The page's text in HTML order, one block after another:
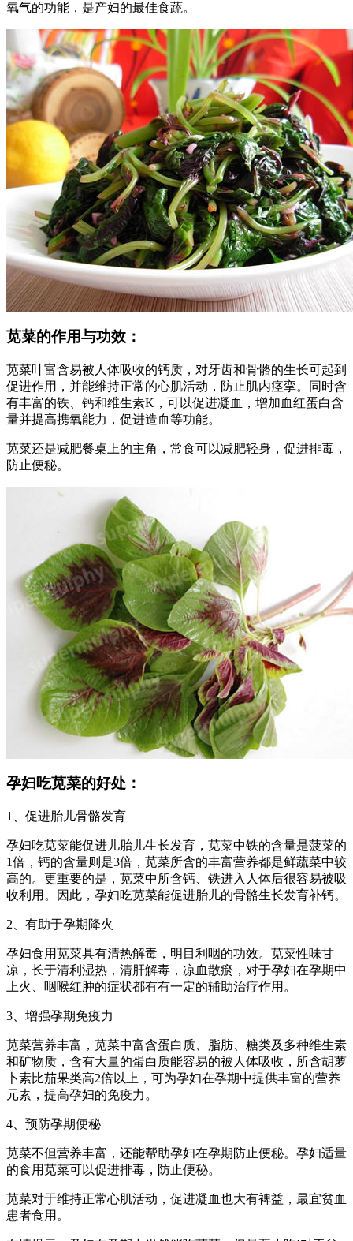
氧气的功能，是产妇的最佳食蔬。
苋菜的作用与功效：
苋菜叶富含易被人体吸收的钙质，对牙齿和骨骼的生长可起到
促进作用，并能维持正常的心肌活动，防止肌内痉挛。同时含
有丰富的铁、钙和维生素K，可以促进凝血，增加血红蛋白含
量并提高携氧能力，促进造血等功能。
苋菜还是减肥餐桌上的主角，常食可以减肥轻身，促进排毒，
防止便秘。
孕妇吃苋菜的好处：
1、促进胎儿骨骼发育
孕妇吃苋菜能促进儿胎儿生长发育，苋菜中铁的含量是菠菜的
1倍，钙的含量则是3倍，苋菜所含的丰富营养都是鲜蔬菜中较
高的。更重要的是，苋菜中所含钙、铁进入人体后很容易被吸
收利用。因此，孕妇吃苋菜能促进胎儿的骨骼生长发育补钙。
2、有助于孕期降火
孕妇食用苋菜具有清热解毒，明目利咽的功效。苋菜性味甘
凉，长于清利湿热，清肝解毒，凉血散瘀，对于孕妇在孕期中
上火、咽喉红肿的症状都有有一定的辅助治疗作用。
3、增强孕期免疫力
苋菜营养丰富，苋菜中富含蛋白质、脂肪、糖类及多种维生素
和矿物质，含有大量的蛋白质能容易的被人体吸收，所含胡萝
卜素比茄果类高2倍以上，可为孕妇在孕期中提供丰富的营养
元素，提高孕妇的免疫力。
4、预防孕期便秘
苋菜不但营养丰富，还能帮助孕妇在孕期防止便秘。孕妇适量
的食用苋菜可以促进排毒，防止便秘。
苋菜对于维持正常心肌活动，促进凝血也大有裨益，最宜贫血
患者食用。